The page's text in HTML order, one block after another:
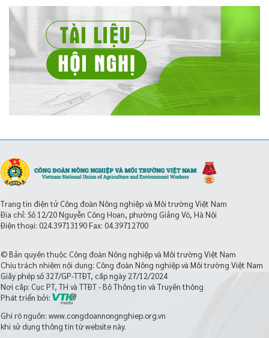
Trang tin điện tử Công đoàn Nông nghiệp và Môi trường Việt Nam
Địa chỉ: Số 12/20 Nguyễn Công Hoan, phường Giảng Võ, Hà Nội
Điện thoại: 024.39713190Fax: 04.39712700
© Bản quyền thuộc Công đoàn Nông nghiệp và Môi trường Việt Nam
Chịu trách nhiệm nội dung: Công đoàn Nông nghiệp và Môi trường Việt Nam
Giấy phép số 327/GP-TTĐT, cấp ngày 27/12/2024
Nơi cấp: Cục PT, TH và TTĐT - Bộ Thông tin và Truyền thông
Phát triển bởi:
Ghi rõ nguồn: www.congdoannongnghiep.org.vn
khi sử dụng thông tin từ website này.